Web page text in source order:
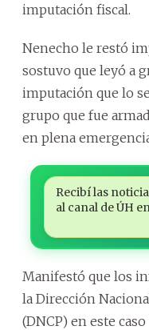
imputación fiscal.
Nenecho le restó
sostuvo que leyó a
imputación que lo
grupo que fue
en plena
Recibí las
al canal de ÚH
Manifestó que los
la Dirección
(DNCP) en este